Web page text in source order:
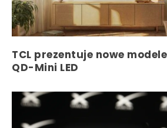
TCL prezentuje nowe
QD-Mini LED